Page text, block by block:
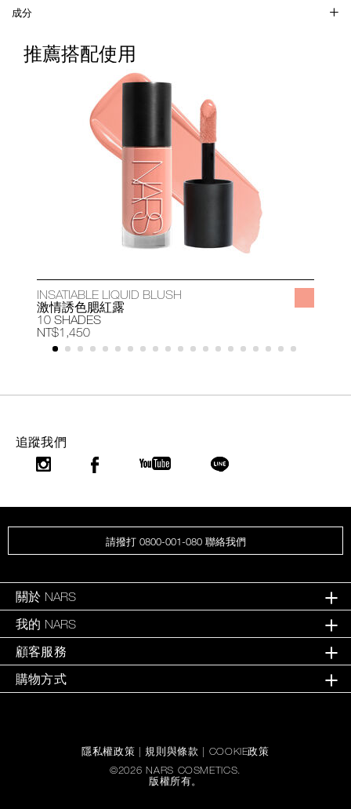
成分
推薦搭配使用
INSATIABLE LIQUID BLUSH
激情誘色腮紅露
10 SHADES
NT$1,450
追蹤我們
請撥打 0800-001-080 聯絡我們
關於 NARS
我的 NARS
顧客服務
購物方式
隱私權政策 |規則與條款 | COOKIE政策
©2026 NARS COSMETICS.
版權所有。